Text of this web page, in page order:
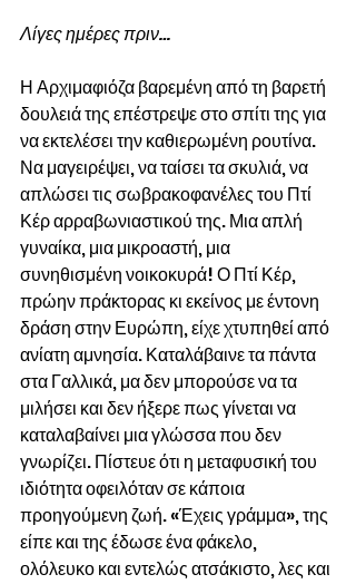
Λίγες ημέρες πριν…
Η Αρχιμαφιόζα βαρεμένη από τη βαρετή
δουλειά της επέστρεψε στο σπίτι της για
να εκτελέσει την καθιερωμένη ρουτίνα.
Να μαγειρέψει, να ταίσει τα σκυλιά, να
απλώσει τις σωβρακοφανέλες του Πτί
Κέρ αρραβωνιαστικού της. Μια απλή
γυναίκα, μια μικροαστή, μια
συνηθισμένη νοικοκυρά! Ο Πτί Κέρ,
πρώην πράκτορας κι εκείνος με έντονη
δράση στην Ευρώπη, είχε χτυπηθεί από
ανίατη αμνησία. Καταλάβαινε τα πάντα
στα Γαλλικά, μα δεν μπορούσε να τα
μιλήσει και δεν ήξερε πως γίνεται να
καταλαβαίνει μια γλώσσα που δεν
γνωρίζει. Πίστευε ότι η μεταφυσική του
ιδιότητα οφειλόταν σε κάποια
προηγούμενη ζωή. «Έχεις γράμμα», της
είπε και της έδωσε ένα φάκελο,
ολόλευκο και εντελώς ατσάκιστο, λες και